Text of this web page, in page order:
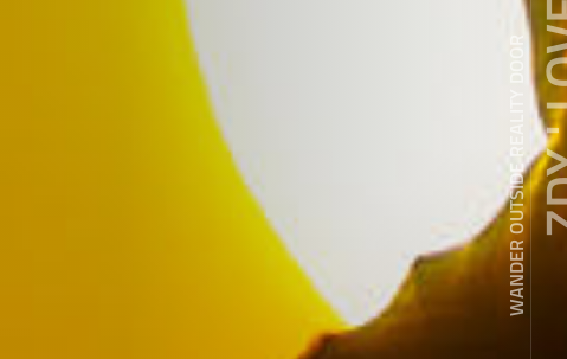
WANDER OUTSIDE REALITY DOOR